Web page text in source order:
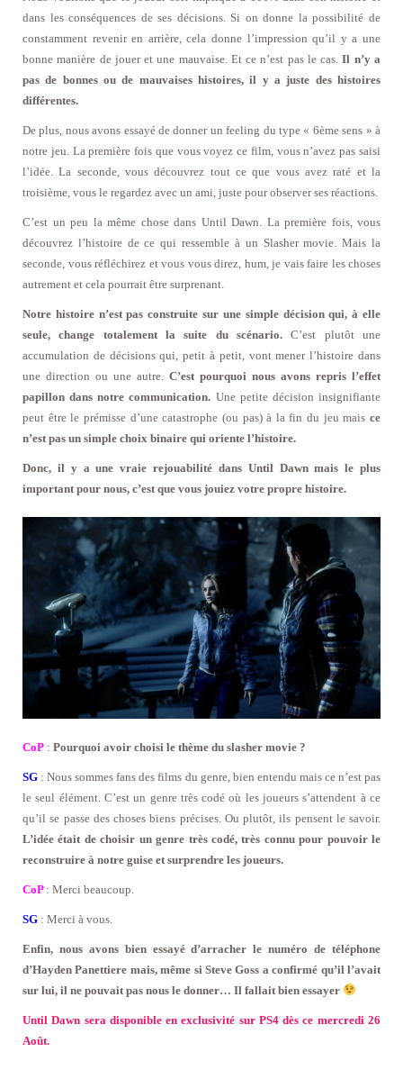
dans les conséquences de ses décisions. Si on donne la possibilité de
constamment revenir en arrière, cela donne l’impression qu’il y a une
bonne manière de jouer et une mauvaise. Et ce n’est pas le cas.Il n’y a
pas de bonnes ou de mauvaises histoires, il y a juste des histoires
différentes.
De plus, nous avons essayé de donner un feeling du type « 6ème sens » à
notre jeu. La première fois que vous voyez ce film, vous n’avez pas saisi
l’idée. La seconde, vous découvrez tout ce que vous avez raté et la
troisième, vous le regardez avec un ami, juste pour observer ses réactions.
C’est un peu la même chose dans Until Dawn. La première fois, vous
découvrez l’histoire de ce qui ressemble à un Slasher movie. Mais la
seconde, vous réfléchirez et vous vous direz, hum, je vais faire les choses
autrement et cela pourrait être surprenant.
Notre histoire n’est pas construite sur une simple décision qui, à elle
seule, change totalement la suite du scénario. C’est plutôt une
accumulation de décisions qui, petit à petit, vont mener l’histoire dans
une direction ou une autre. C’est pourquoi nous avons repris l’effet
papillon dans notre communication. Une petite décision insignifiante
peut être le prémisse d’une catastrophe (ou pas) à la fin du jeu mais ce
n’est pas un simple choix binaire qui oriente l’histoire.
Donc, il y a une vraie rejouabilité dans Until Dawn mais le plus
important pour nous, c’est que vous jouiez votre propre histoire.
CoP : Pourquoi avoir choisi le thème du slasher movie ?
SG : Nous sommes fans des films du genre, bien entendu mais ce n’est pas
le seul élément. C’est un genre très codé où les joueurs s’attendent à ce
qu’il se passe des choses biens précises. Ou plutôt, ils pensent le savoir.
L’idée était de choisir un genre très codé, très connu pour pouvoir le
reconstruire à notre guise et surprendre les joueurs.
CoP : Merci beaucoup.
SG : Merci à vous.
Enfin, nous avons bien essayé d’arracher le numéro de téléphone
d’Hayden Panettiere mais, même si Steve Goss a confirmé qu’il l’avait
sur lui, il ne pouvait pas nous le donner… Il fallait bien essayer
Until Dawn sera disponible en exclusivité sur PS4 dès ce mercredi 26
Août.